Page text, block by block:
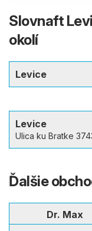
Slovnaft
okolí
Levice
Levice
Ulica ku Bratke
Ďalšie
Dr. Max